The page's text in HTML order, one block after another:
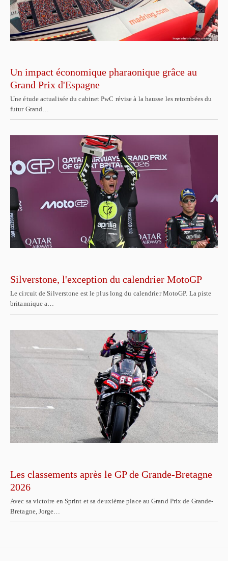
Un impact économique pharaonique grâce au
Grand Prix d'Espagne
Une étude actualisée du cabinet PwC révise à la hausse les retombées du
futur Grand…
Silverstone, l'exception du calendrier MotoGP
Le circuit de Silverstone est le plus long du calendrier MotoGP. La piste
britannique a…
Les classements après le GP de Grande-Bretagne
2026
Avec sa victoire en Sprint et sa deuxième place au Grand Prix de Grande-
Bretagne, Jorge…